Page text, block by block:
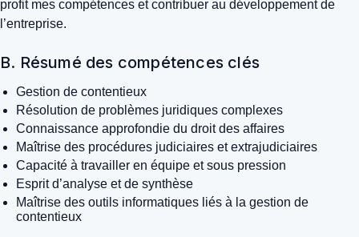
profit mes compétences et contribuer au développement de
l’entreprise.
B. Résumé des compétences clés
Gestion de contentieux
Résolution de problèmes juridiques complexes
Connaissance approfondie du droit des affaires
Maîtrise des procédures judiciaires et extrajudiciaires
Capacité à travailler en équipe et sous pression
Esprit d’analyse et de synthèse
Maîtrise des outils informatiques liés à la gestion de
contentieux